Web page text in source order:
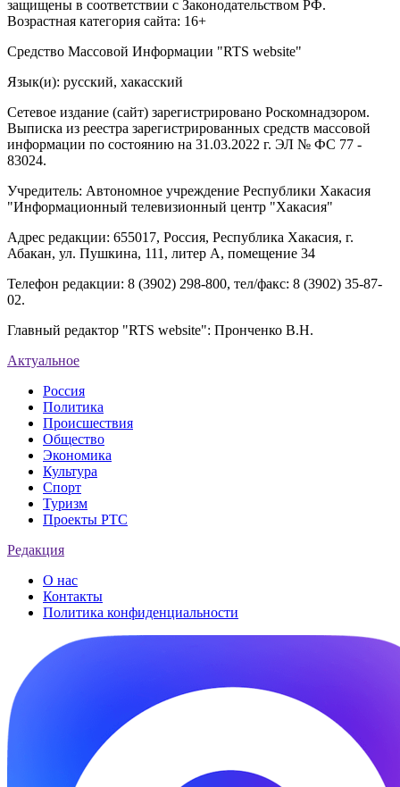
защищены в соответствии с Законодательством РФ.
Возрастная категория сайта: 16+
Средство Массовой Информации "RTS website"
Язык(и): русский, хакасский
Сетевое издание (сайт) зарегистрировано Роскомнадзором.
Выписка из реестра зарегистрированных средств массовой
информации по состоянию на 31.03.2022 г. ЭЛ № ФС 77 -
83024.
Учредитель: Автономное учреждение Республики Хакасия
"Информационный телевизионный центр "Хакасия"
Адрес редакции: 655017, Россия, Республика Хакасия, г.
Абакан, ул. Пушкина, 111, литер А, помещение 34
Телефон редакции: 8 (3902) 298-800, тел/факс: 8 (3902) 35-87-
02.
Главный редактор "RTS website": Пронченко В.Н.
Актуальное
Россия
Политика
Происшествия
Общество
Экономика
Культура
Спорт
Туризм
Проекты РТС
Редакция
О нас
Контакты
Политика конфиденциальности